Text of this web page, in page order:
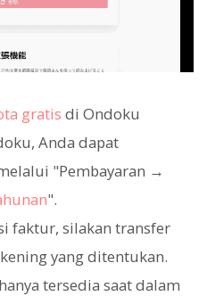
gratis di Ondoku
Anda dapat
"Pembayaran →
".
faktur, silakan transfer
yang ditentukan.
tersedia saat dalam